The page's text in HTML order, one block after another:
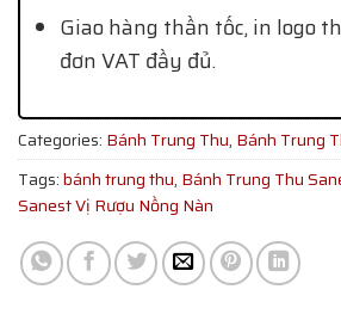
Giao hàng thần tốc, in logo
đơn VAT đầy đủ.
Categories: Bánh Trung Thu, Bánh Trung
Tags:bánh trung thu, Bánh Trung Thu
Sanest Vị Rượu Nồng Nàn